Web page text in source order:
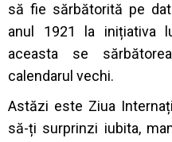
să fie sărbătorită pe
anul 1921 la inițiativa
aceasta se
calendarul vechi.
Astăzi este Ziua
să-ți surprinzi iubita,